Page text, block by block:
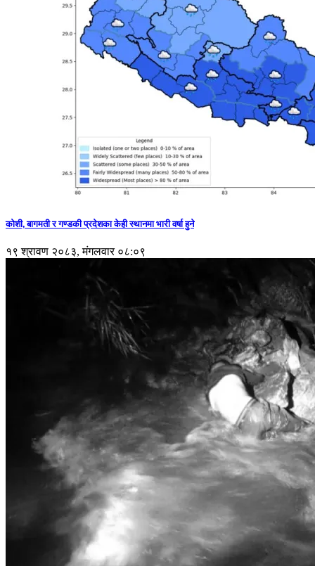
कोशी, बागमती र गण्डकी प्रदेशका केही स्थानमा भारी वर्षा हुने
१९ श्रावण २०८३, मंगलवार ०८:०९